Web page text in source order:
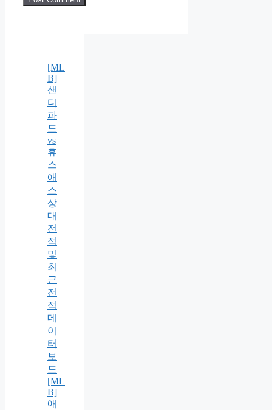
[ML
B]
샌
디
파
드
vs
휴
스
애
스
상
대
전
적
및
최
근
전
적
데
이
터
보
드
[ML
B]
애